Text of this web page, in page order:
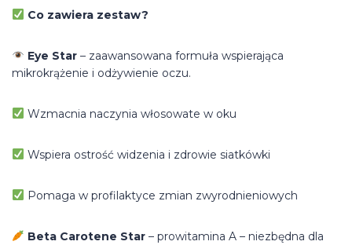
Co zawiera zestaw?
Eye Star– zaawansowana formuła wspierająca
mikrokrążenie i odżywienie oczu.
Wzmacnia naczynia włosowate w oku
Wspiera ostrość widzenia i zdrowie siatkówki
Pomaga w profilaktyce zmian zwyrodnieniowych
Beta Carotene Star– prowitamina A – niezbędna dla